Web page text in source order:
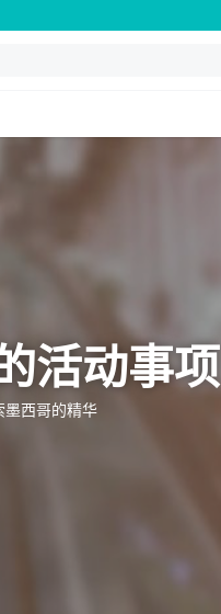
活动事项
墨西哥的精华